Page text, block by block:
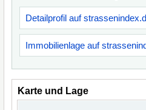
Detailprofil auf
Immobilienlage auf
Karte und Lage